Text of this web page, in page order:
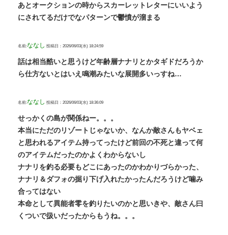
あとオークションの時からスカーレットレターにいいよう
にされてるだけでなパターンで鬱憤が溜まる
名前:ななし 投稿日：2026/06/03(水) 18:24:59
話は相当酷いと思うけど年齢層ナナリとかタギドだろうか
ら仕方ないとはいえ鳴潮みたいな展開多いっすね…
名前:ななし 投稿日：2026/06/03(水) 18:36:09
せっかくの島が関係ねー。。。
本当にただのリゾートじゃないか、なんか敵さんもヤベェ
と思われるアイテム持ってったけど前回の不死と違って何
のアイテムだったのかよくわからないし
ナナリを釣る必要もどこにあったのかわかりづらかった、
ナナリ＆ダフォの掘り下げ入れたかったんだろうけど噛み
合ってはない
本命として異能者零を釣りたいのかと思いきや、敵さん曰
くついで扱いだったからもうね。。。